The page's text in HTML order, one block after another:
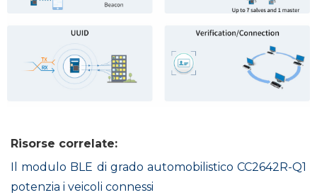
Risorse correlate:
Il modulo BLE di grado automobilistico CC2642R-Q1
potenzia i veicoli connessi